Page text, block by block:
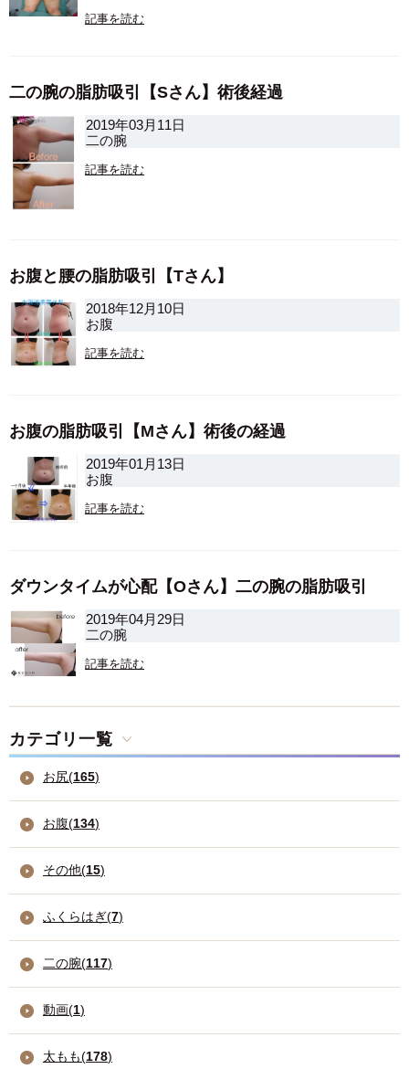
記事を読む
二の腕の脂肪吸引【Sさん】術後経過
2019年03月11日
二の腕
記事を読む
お腹と腰の脂肪吸引【Tさん】
2018年12月10日
お腹
記事を読む
お腹の脂肪吸引【Mさん】術後の経過
2019年01月13日
お腹
記事を読む
ダウンタイムが心配【Oさん】二の腕の脂肪吸引
2019年04月29日
二の腕
記事を読む
カテゴリ一覧
お尻(165)
お腹(134)
その他(15)
ふくらはぎ(7)
二の腕(117)
動画(1)
太もも(178)